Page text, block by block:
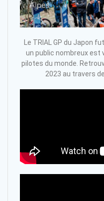
Le TRIAL GP du Japon
un public nombreux est
pilotes du monde.
2023 au travers